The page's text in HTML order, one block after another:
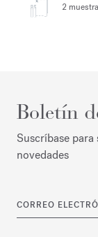
2
Boletín
Suscríbase
novedades
CORREO